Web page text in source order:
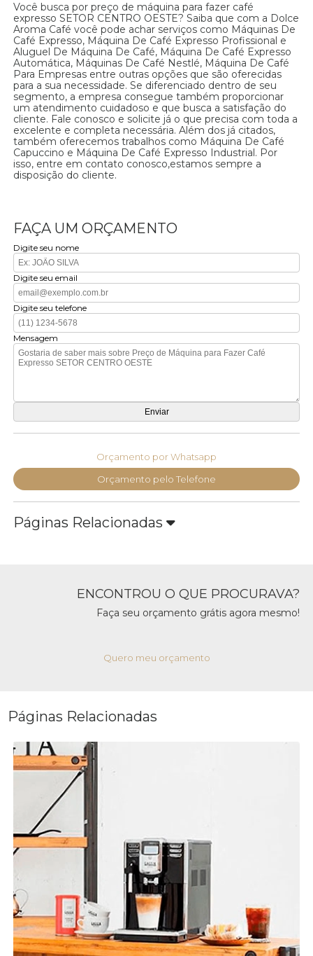
Você busca por preço de máquina para fazer café
expresso SETOR CENTRO OESTE? Saiba que com a Dolce
Aroma Café você pode achar serviços como Máquinas De
Café Expresso, Máquina De Café Expresso Profissional e
Aluguel De Máquina De Café, Máquina De Café Expresso
Automática, Máquinas De Café Nestlé, Máquina De Café
Para Empresas entre outras opções que são oferecidas
para a sua necessidade. Se diferenciado dentro de seu
segmento, a empresa consegue também proporcionar
um atendimento cuidadoso e que busca a satisfação do
cliente. Fale conosco e solicite já o que precisa com toda a
excelente e completa necessária. Além dos já citados,
também oferecemos trabalhos como Máquina De Café
Capuccino e Máquina De Café Expresso Industrial. Por
isso, entre em contato conosco,estamos sempre a
disposição do cliente.
FAÇA UM ORÇAMENTO
Digite seu nome
Digite seu email
Digite seu telefone
Mensagem
Orçamento por Whatsapp
Orçamento pelo Telefone
Páginas Relacionadas
ENCONTROU O QUE PROCURAVA?
Faça seu orçamento grátis agora mesmo!
Quero meu orçamento
Páginas Relacionadas